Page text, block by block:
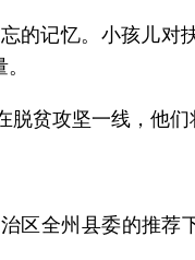
的记忆。小孩儿
贫攻坚一线，他们
区全州县委的推